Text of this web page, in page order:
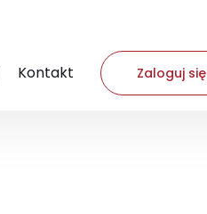
Kontakt Zaloguj się